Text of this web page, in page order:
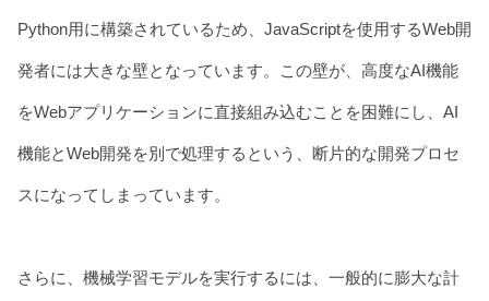
Python用に構築されているため、JavaScriptを使用するWeb開
発者には大きな壁となっています。この壁が、高度なAI機能
をWebアプリケーションに直接組み込むことを困難にし、AI
機能とWeb開発を別で処理するという、断片的な開発プロセ
スになってしまっています。
さらに、機械学習モデルを実行するには、一般的に膨大な計